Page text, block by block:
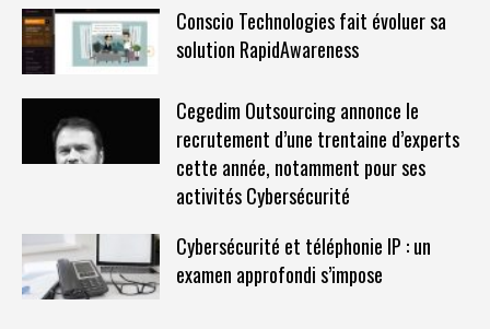
Conscio Technologies fait évoluer sa
solution RapidAwareness
Cegedim Outsourcing annonce le
recrutement d’une trentaine d’experts
cette année, notamment pour ses
activités Cybersécurité
Cybersécurité et téléphonie IP : un
examen approfondi s’impose